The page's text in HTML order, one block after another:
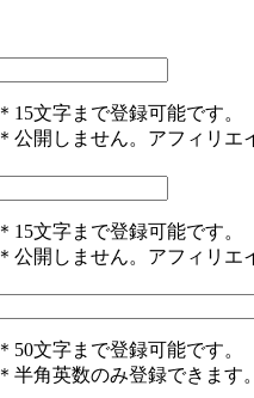
＊15文字まで登録可能です。
＊公開しません。アフィリ
＊15文字まで登録可能です。
＊公開しません。アフィリ
＊50文字まで登録可能です。
＊半角英数のみ登録できます